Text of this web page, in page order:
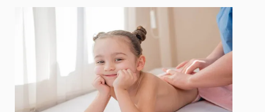
различные патологии, а также
уберечь ребенка от ряда
заболеваний. Он способствует
улучшению интеллекта и усилению
иммунитета.